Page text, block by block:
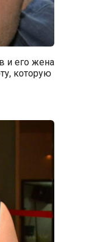
и его жена
которую